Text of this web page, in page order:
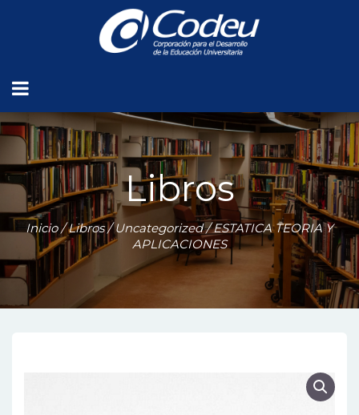
Libros
Inicio/Libros/Uncategorized/ ESTATICA TEORIA Y
APLICACIONES